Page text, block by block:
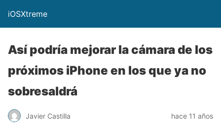
iOSXtreme
Así podría mejorar la cámara de los
próximos iPhone en los que ya no
sobresaldrá
Javier Castilla hace 11 años